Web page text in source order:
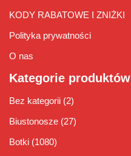
KODY RABATOWE I ZNIŻKI
Polityka prywatności
O nas
Kategorie produktów
Bez kategorii (2)
Biustonosze (27)
Botki (1080)